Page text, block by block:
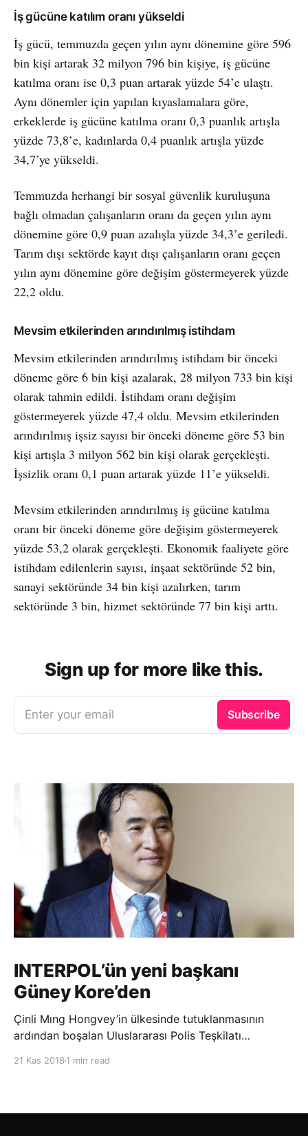
İş gücüne katılım oranı yükseldi
İş gücü, temmuzda geçen yılın aynı dönemine göre 596
bin kişi artarak 32 milyon 796 bin kişiye, iş gücüne
katılma oranı ise 0,3 puan artarak yüzde 54’e ulaştı.
Aynı dönemler için yapılan kıyaslamalara göre,
erkeklerde iş gücüne katılma oranı 0,3 puanlık artışla
yüzde 73,8’e, kadınlarda 0,4 puanlık artışla yüzde
34,7’ye yükseldi.
Temmuzda herhangi bir sosyal güvenlik kuruluşuna
bağlı olmadan çalışanların oranı da geçen yılın aynı
dönemine göre 0,9 puan azalışla yüzde 34,3’e geriledi.
Tarım dışı sektörde kayıt dışı çalışanların oranı geçen
yılın aynı dönemine göre değişim göstermeyerek yüzde
22,2 oldu.
Mevsim etkilerinden arındırılmış istihdam
Mevsim etkilerinden arındırılmış istihdam bir önceki
döneme göre 6 bin kişi azalarak, 28 milyon 733 bin kişi
olarak tahmin edildi. İstihdam oranı değişim
göstermeyerek yüzde 47,4 oldu. Mevsim etkilerinden
arındırılmış işsiz sayısı bir önceki döneme göre 53 bin
kişi artışla 3 milyon 562 bin kişi olarak gerçekleşti.
İşsizlik oranı 0,1 puan artarak yüzde 11’e yükseldi.
Mevsim etkilerinden arındırılmış iş gücüne katılma
oranı bir önceki döneme göre değişim göstermeyerek
yüzde 53,2 olarak gerçekleşti. Ekonomik faaliyete göre
istihdam edilenlerin sayısı, inşaat sektöründe 52 bin,
sanayi sektöründe 34 bin kişi azalırken, tarım
sektöründe 3 bin, hizmet sektöründe 77 bin kişi arttı.
Sign up for more like this.
Enter your email Subscribe
INTERPOL’ün yeni başkanı
Güney Kore’den
Çinli Mıng Hongvey’in ülkesinde tutuklanmasının
ardından boşalan Uluslararası Polis Teşkilatı
21 Kas 2018 1 min read